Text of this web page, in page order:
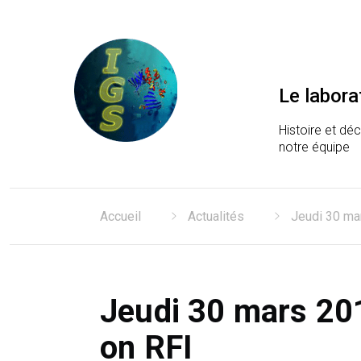
Le
Histoire et
notre équipe
Accueil Actualités Jeudi 30
Jeudi 30 mars
on RFI